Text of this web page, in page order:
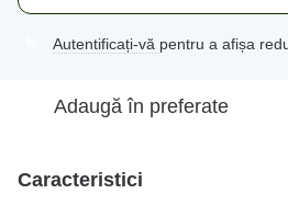
Autentificați-vă pentru a afișa
Adaugă în preferate
Caracteristici